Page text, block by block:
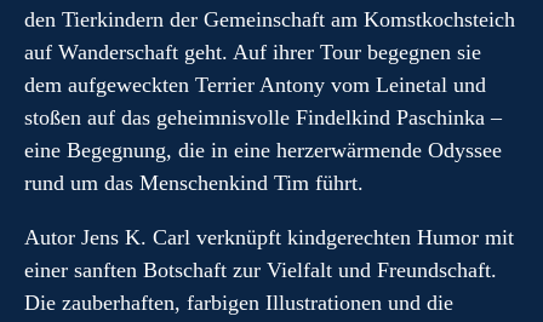
den Tierkindern der Gemeinschaft am Komstkochsteich
auf Wanderschaft geht. Auf ihrer Tour begegnen sie
dem aufgeweckten Terrier Antony vom Leinetal und
stoßen auf das geheimnisvolle Findelkind Paschinka –
eine Begegnung, die in eine herzerwärmende Odyssee
rund um das Menschenkind Tim führt.
Autor Jens K. Carl verknüpft kindgerechten Humor mit
einer sanften Botschaft zur Vielfalt und Freundschaft.
Die zauberhaften, farbigen Illustrationen und die